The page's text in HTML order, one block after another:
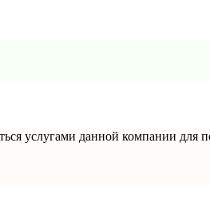
услугами данной компании для